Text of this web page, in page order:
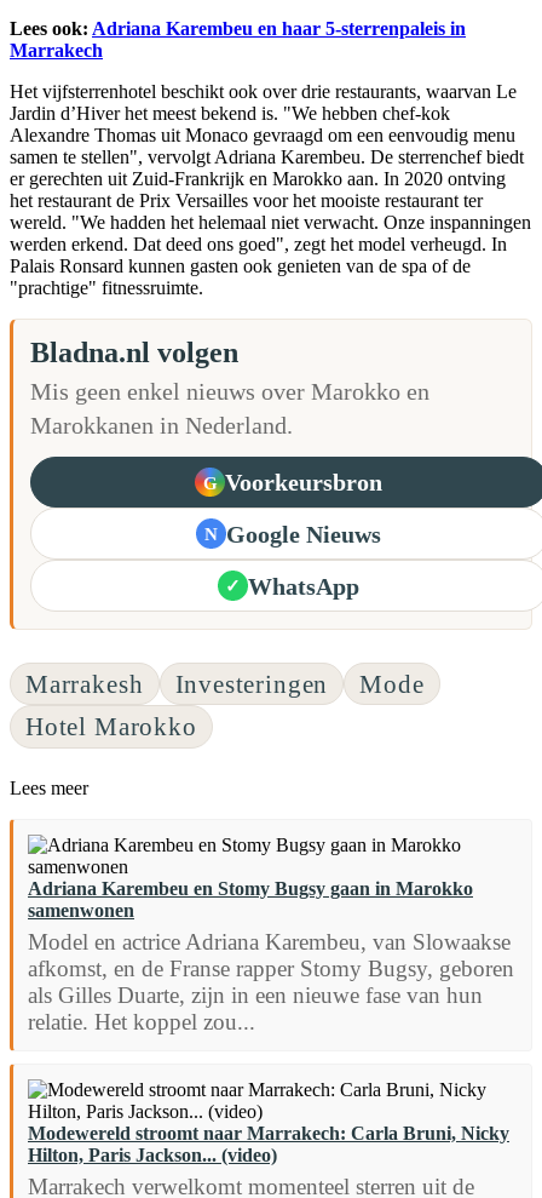
Lees ook: Adriana Karembeu en haar 5-sterrenpaleis in
Marrakech
Het vijfsterrenhotel beschikt ook over drie restaurants, waarvan Le
Jardin d’Hiver het meest bekend is. "We hebben chef-kok
Alexandre Thomas uit Monaco gevraagd om een eenvoudig menu
samen te stellen", vervolgt Adriana Karembeu. De sterrenchef biedt
er gerechten uit Zuid-Frankrijk en Marokko aan. In 2020 ontving
het restaurant de Prix Versailles voor het mooiste restaurant ter
wereld. "We hadden het helemaal niet verwacht. Onze inspanningen
werden erkend. Dat deed ons goed", zegt het model verheugd. In
Palais Ronsard kunnen gasten ook genieten van de spa of de
"prachtige" fitnessruimte.
Bladna.nl volgen
Mis geen enkel nieuws over Marokko en
Marokkanen in Nederland.
G Voorkeursbron
N Google Nieuws
✓ WhatsApp
Marrakesh Investeringen
Mode
Hotel Marokko
Lees meer
Adriana Karembeu en Stomy Bugsy gaan in Marokko
samenwonen
Model en actrice Adriana Karembeu, van Slowaakse
afkomst, en de Franse rapper Stomy Bugsy, geboren
als Gilles Duarte, zijn in een nieuwe fase van hun
relatie. Het koppel zou...
Modewereld stroomt naar Marrakech: Carla Bruni, Nicky
Hilton, Paris Jackson... (video)
Marrakech verwelkomt momenteel sterren uit de